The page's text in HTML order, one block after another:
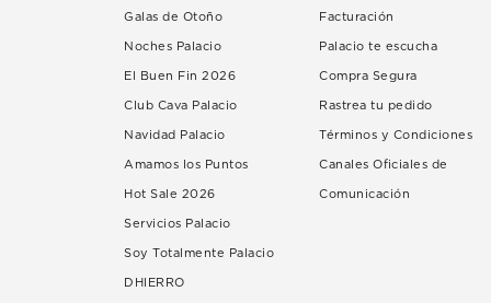
Galas de Otoño
Noches Palacio
El Buen Fin 2026
Club Cava Palacio
Navidad Palacio
Amamos los Puntos
Hot Sale 2026
Servicios Palacio
Soy Totalmente Palacio
DHIERRO
Facturación
Palacio te escucha
Compra Segura
Rastrea tu pedido
Términos y Condiciones
Canales Oficiales de
Comunicación